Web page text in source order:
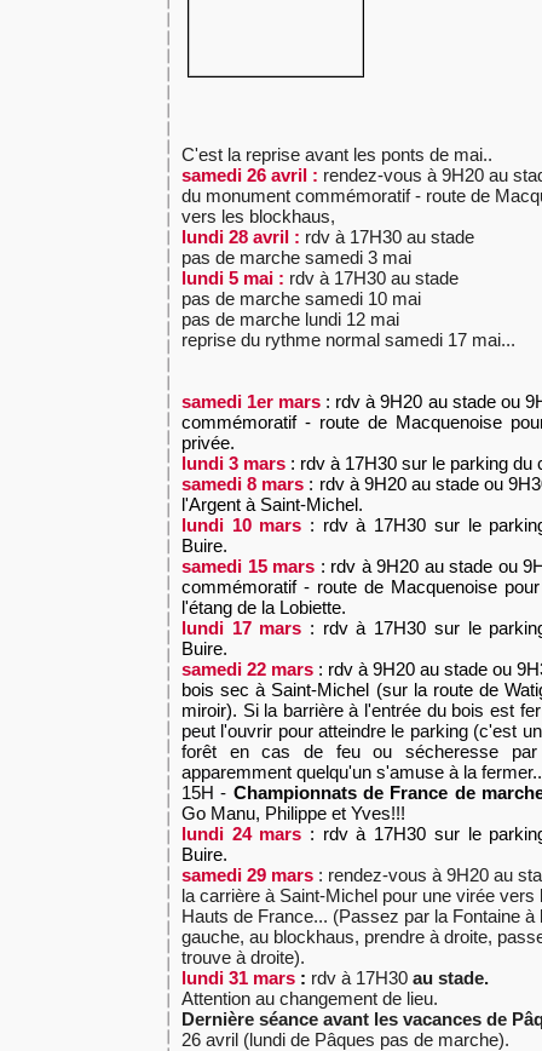
C'est la reprise avant les ponts de mai..
samedi 26 avril : rendez-vous à 9H20 au
du monument commémoratif - route de
vers les blockhaus,
lundi 28 avril : rdv à 17H30 au stade
pas de marche samedi 3 mai
lundi 5 mai : rdv à 17H30 au stade
pas de marche samedi 10 mai
pas de marche lundi 12 mai
reprise du rythme normal samedi 17 mai...
samedi 1er mars : rdv à 9H20 au stade ou
commémoratif - route de Macquenoise
privée.
lundi 3 mars : rdv à 17H30 sur le parking du
samedi 8 mars : rdv à 9H20 au stade ou
l'Argent à Saint-Michel.
lundi 10 mars : rdv à 17H30 sur le
Buire.
samedi 15 mars : rdv à 9H20 au stade ou
commémoratif - route de Macquenoise
l'étang de la Lobiette.
lundi 17 mars : rdv à 17H30 sur le
Buire.
samedi 22 mars : rdv à 9H20 au stade ou
bois sec à Saint-Michel (sur la route de
miroir). Si la barrière à l'entrée du bois est
peut l'ouvrir pour atteindre le parking (c'est
forêt en cas de feu ou sécheresse par
apparemment quelqu'un s'amuse à la
15H - Championnats de France de
Go Manu, Philippe et Yves!!!
lundi 24 mars : rdv à 17H30 sur le
Buire.
samedi 29 mars : rendez-vous à 9H20 au
la carrière à Saint-Michel pour une virée vers
Hauts de France... (Passez par la Fontaine à
gauche, au blockhaus, prendre à droite,
trouve à droite).
lundi 31 mars : rdv à 17H30 au stade.
Attention au changement de lieu.
Dernière séance avant les vacances de
26 avril (lundi de Pâques pas de marche).